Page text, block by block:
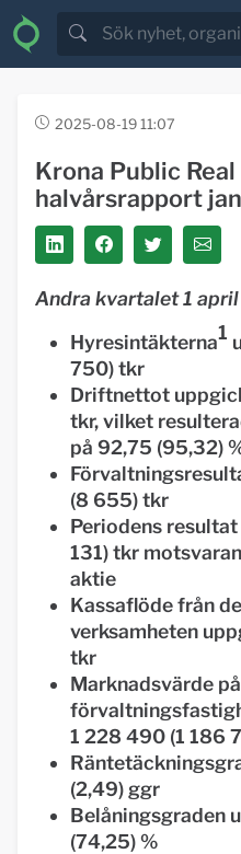
2025-08-19 11:07
Krona Public
halvårsrapport
Andra kvartalet 1
Hyresintäkterna1
750) tkr
Driftnettot
tkr, vilket
på 92,75 (95,32)
(8 655) tkr
Periodens
131) tkr
aktie
Kassaflöde från
verksamheten
tkr
Marknadsvärde på
1 228 490 (1 186
(2,49) ggr
Belåningsgraden
(74,25) %